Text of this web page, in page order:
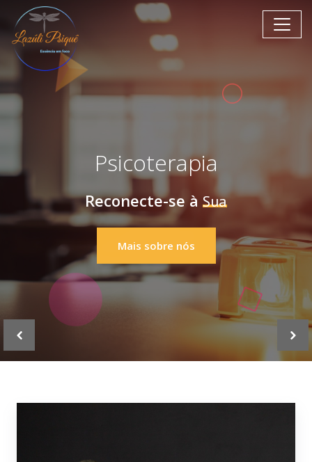
Psicoterapia
Reconecte-se àSua Essência
Mais sobre nós